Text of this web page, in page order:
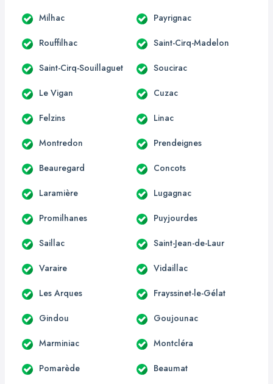
Milhac Payrignac
Rouffilhac Saint-Cirq-Madelon
Saint-Cirq-Souillaguet Soucirac
Le Vigan Cuzac
Felzins Linac
Montredon Prendeignes
Beauregard Concots
Laramière Lugagnac
Promilhanes Puyjourdes
Saillac Saint-Jean-de-Laur
Varaire Vidaillac
Les Arques Frayssinet-le-Gélat
Gindou Goujounac
Marminiac Montcléra
Pomarède Beaumat